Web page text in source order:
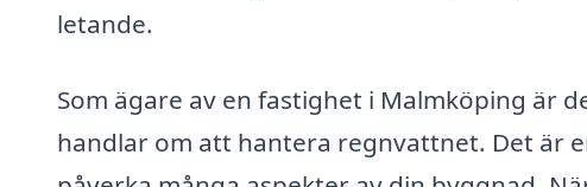
letande.
Som ägare av en fastighet i Malmköping är
handlar om att hantera regnvattnet. Det är